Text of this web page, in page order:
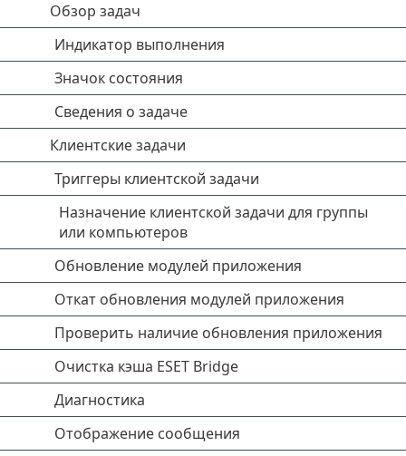
Обзор задач
Индикатор выполнения
Значок состояния
Сведения о задаче
Клиентские задачи
Триггеры клиентской задачи
Назначение клиентской задачи для группы
или компьютеров
Обновление модулей приложения
Откат обновления модулей приложения
Проверить наличие обновления приложения
Очистка кэша ESET Bridge
Диагностика
Отображение сообщения